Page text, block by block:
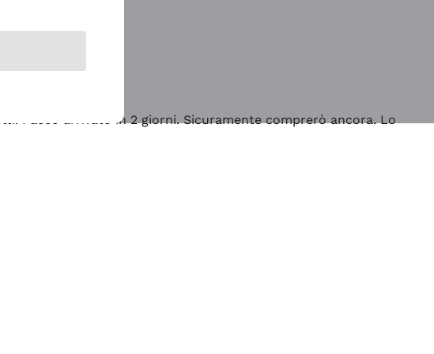
Pacco arrivato in 2 giorni. Sicuramente comprerò ancora. Lo